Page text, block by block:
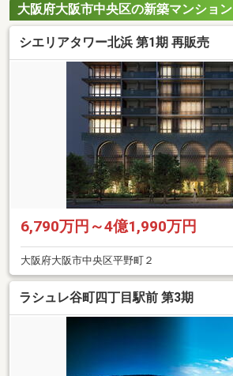
大阪府大阪市中央区の新築マンション
シエリアタワー北浜 第1期 再販売
6,790万円～4億1,990万円
大阪府大阪市中央区平野町２
ラシュレ谷町四丁目駅前 第3期